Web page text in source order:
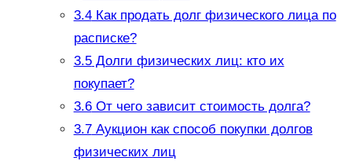
3.4Как продать долг физического лица по
расписке?
3.5Долги физических лиц: кто их
покупает?
3.6От чего зависит стоимость долга?
3.7Аукцион как способ покупки долгов
физических лиц